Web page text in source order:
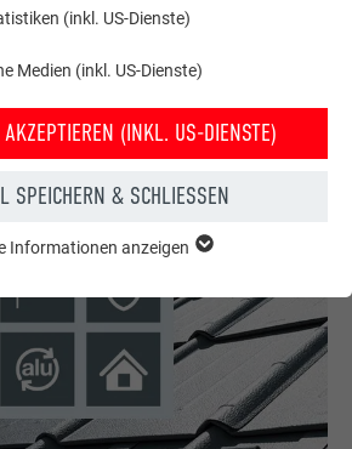
Produkt für Ihr Dach und Ihre
und Sanierung!
(inkl. US-Dienste)
Medien (inkl. US-Dienste)
(INKL. US-DIENSTE)
SPEICHERN & SCHLIESSEN
benötigt. Dadurch ist gewährleistet,
funktioniert.
Informationen anzeigen
Informationen anzeigen